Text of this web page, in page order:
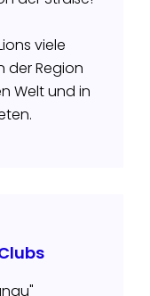
viele
der Region
Welt und in